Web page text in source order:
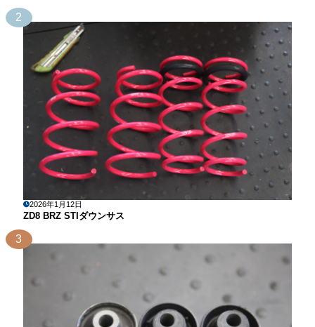
2
2026年1月12日
ZD8 BRZ STIダウンサス
3